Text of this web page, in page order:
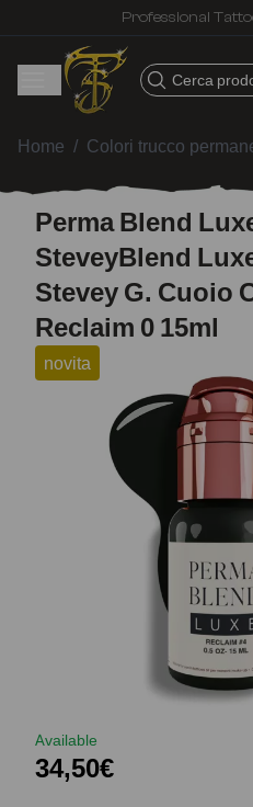
Professional
Cerca
Home / Colori trucco
Perma Blend
SteveyBlend
Stevey G. Cuoio
Reclaim 0 15ml
novita
Available
34,50€